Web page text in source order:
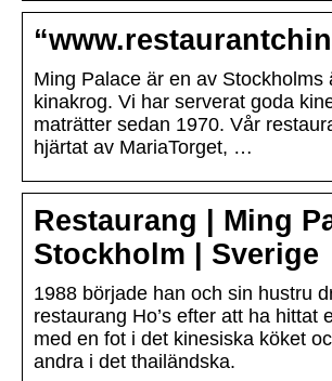
Ming Palace är en av Stockholms
kinakrog. Vi har serverat goda
maträtter sedan 1970. Vår
hjärtat av MariaTorget, …
Restaurang | Ming
Stockholm | Sverige
1988 började han och sin hustru
restaurang Ho’s efter att ha hittat
med en fot i det kinesiska köket
andra i det thailändska.